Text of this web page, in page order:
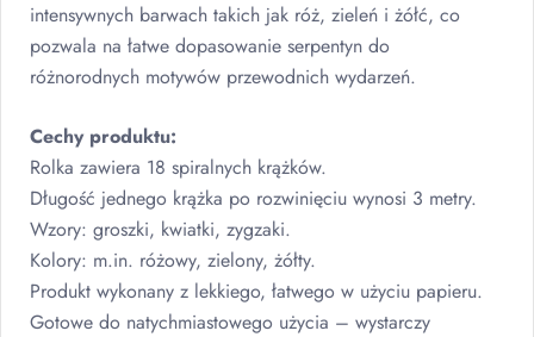
intensywnych barwach takich jak róż, zieleń i żółć, co
pozwala na łatwe dopasowanie serpentyn do
różnorodnych motywów przewodnich wydarzeń.
Cechy produktu:
Rolka zawiera 18 spiralnych krążków.
Długość jednego krążka po rozwinięciu wynosi 3 metry.
Wzory: groszki, kwiatki, zygzaki.
Kolory: m.in. różowy, zielony, żółty.
Produkt wykonany z lekkiego, łatwego w użyciu papieru.
Gotowe do natychmiastowego użycia – wystarczy